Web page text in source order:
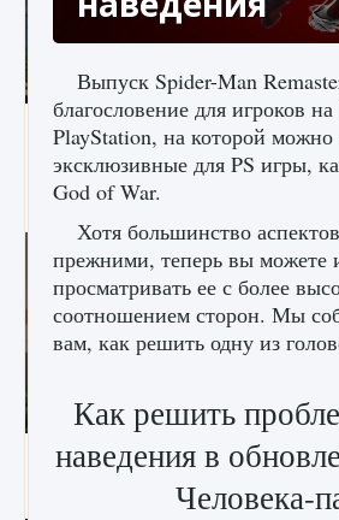
Как исправить ошибку Palworld
сохранение мира — Невозможно
сохранение данных мира»
9 августа 2024
Как заработать медали лиги
2 599
Выпуск Spider-Man
благословение для игроков
PlayStation, на которой можно
эксклюзивные для PS игры,
God of War.
Хотя большинство
прежними, теперь вы можете
просматривать ее с более
соотношением сторон. Мы
вам, как решить одну из
Как решить
наведения в
Человека-